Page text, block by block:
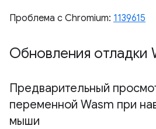
Проблема с Chromium: 1139615
Обновления отладки
Предварительный
переменной Wasm при
мыши